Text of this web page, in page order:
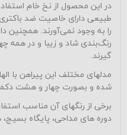
در این محصول از نخ خام
طبیعی دارای خاصیت ضد
را به وجود نمی‌آورند. همچنین
رنگ‌بندی شاد و زیبا و در همه
گیرند.
مدلهای مختلف این پیراهن با
شده و بصورت چهار و هشت
برخی از رنگهای آن مناسب
دوره های مداحی، پایگاه بسیج،